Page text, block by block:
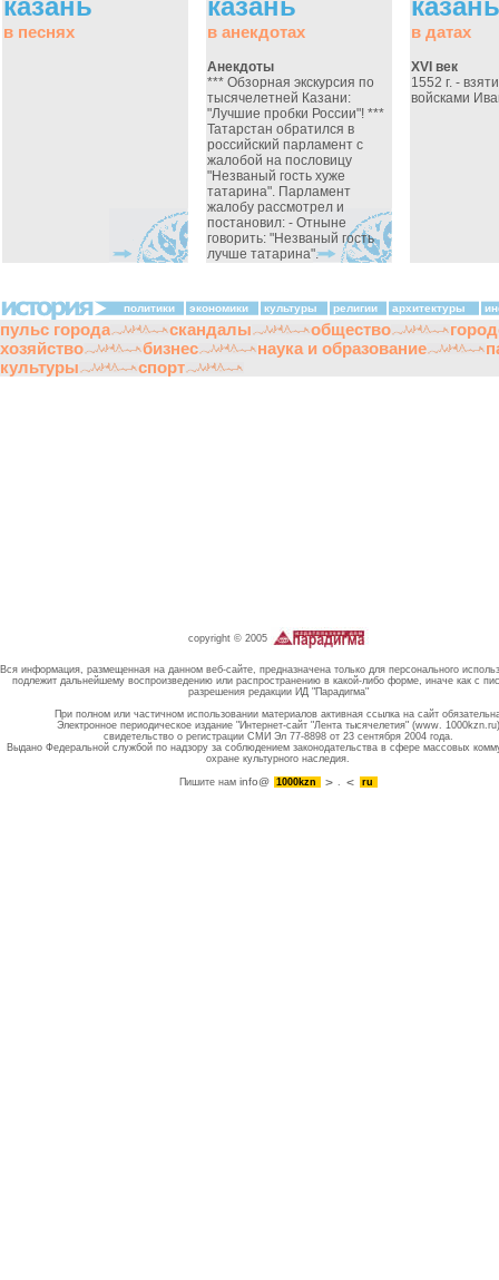
казань
в песнях
казань
в анекдотах
Анекдоты
*** Обзорная экскурсия по
тысячелетней Казани:
"Лучшие пробки России"! ***
Татарстан обратился в
российский парламент с
жалобой на пословицу
"Незваный гость хуже
татарина". Парламент
жалобу рассмотрел и
постановил: - Отныне
говорить: "Незваный гость
лучше татарина".
казань
в датах
XVI век
1552 г. -
войсками
политики экономики культуры религии архитектуры
пульс города скандалы общество
хозяйство
бизнес наука и образование
культуры
спорт
copyright © 2005
Вся информация, размещенная на данном веб-сайте, предназначена только для персонального
подлежит дальнейшему воспроизведению или распространению в какой-либо форме, иначе как с
разрешения редакции ИД "Парадигма"
При полном или частичном использовании материалов активная ссылка на сайт
Электронное периодическое издание "Интернет-сайт "Лента тысячелетия" (www. 1000kzn.ru)
свидетельство о регистрации СМИ Эл 77-8898 от 23 сентября 2004 года.
Выдано Федеральной службой по надзору за соблюдением законодательства в сфере массовых
охране культурного наследия.
Пишите намinfo@ 1000kzn . ru